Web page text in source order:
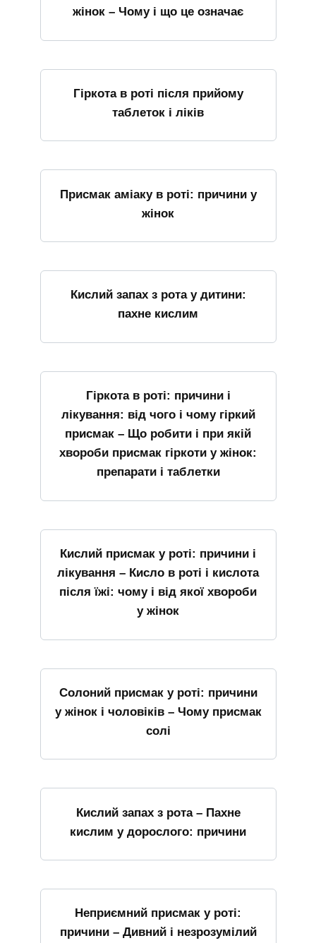
жінок – Чому і що це означає
Гіркота в роті після прийому
таблеток і ліків
Присмак аміаку в роті: причини у
жінок
Кислий запах з рота у дитини:
пахне кислим
Гіркота в роті: причини і
лікування: від чого і чому гіркий
присмак – Що робити і при якій
хвороби присмак гіркоти у жінок:
препарати і таблетки
Кислий присмак у роті: причини і
лікування – Кисло в роті і кислота
після їжі: чому і від якої хвороби
у жінок
Солоний присмак у роті: причини
у жінок і чоловіків – Чому присмак
солі
Кислий запах з рота – Пахне
кислим у дорослого: причини
Неприємний присмак у роті:
причини – Дивний і незрозумілий